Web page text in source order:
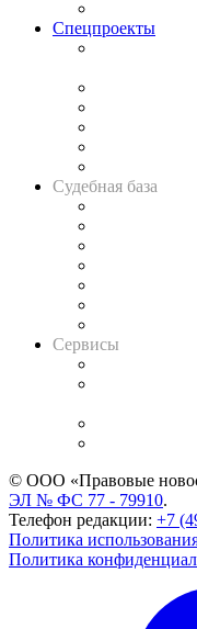
Спецпроекты
Судебная база
Сервисы
© ООО «Правовые
ЭЛ № ФС 77 - 79910.
Телефон редакции: +7
Политика
Политика